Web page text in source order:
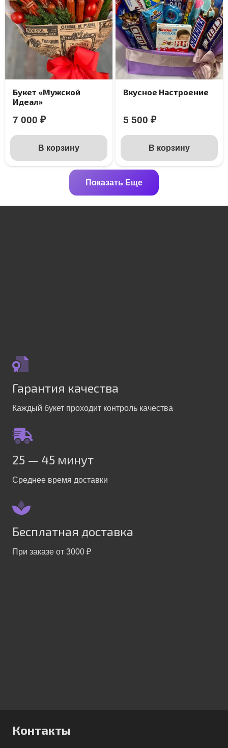
Букет «Мужской
Идеал»
7 000 ₽
В корзину
Вкусное Настроение
5 500₽
В корзину
Показать Еще
Гарантия качества
Каждый букет проходит контроль качества
25 — 45 минут
Среднее время доставки
Бесплатная доставка
При заказе от 3000 ₽
Контакты